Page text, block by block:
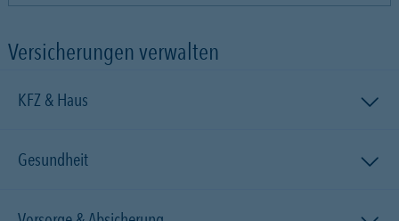
Versicherungen verwalten
KFZ & Haus
Gesundheit